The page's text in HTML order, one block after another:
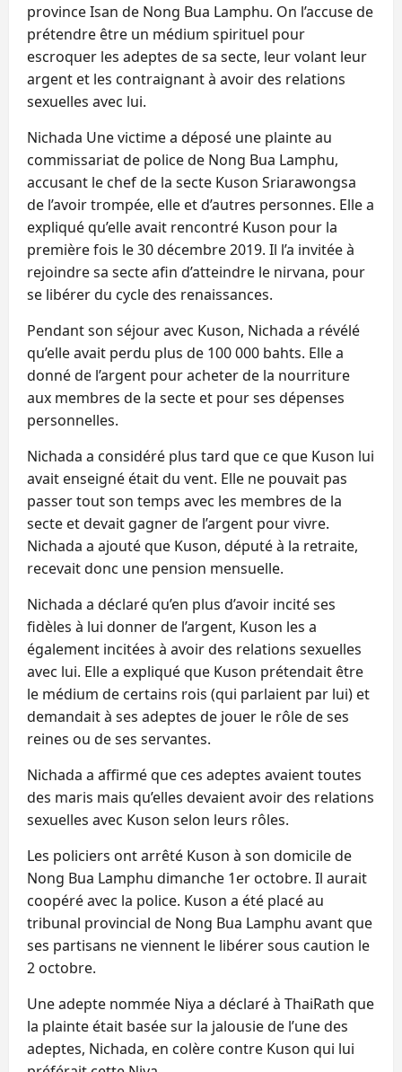
province Isan de Nong Bua Lamphu. On l’accuse de
prétendre être un médium spirituel pour
escroquer les adeptes de sa secte, leur volant leur
argent et les contraignant à avoir des relations
sexuelles avec lui.
Nichada Une victime a déposé une plainte au
commissariat de police de Nong Bua Lamphu,
accusant le chef de la secte Kuson Sriarawongsa
de l’avoir trompée, elle et d’autres personnes. Elle a
expliqué qu’elle avait rencontré Kuson pour la
première fois le 30 décembre 2019. Il l’a invitée à
rejoindre sa secte afin d’atteindre le nirvana, pour
se libérer du cycle des renaissances.
Pendant son séjour avec Kuson, Nichada a révélé
qu’elle avait perdu plus de 100 000 bahts. Elle a
donné de l’argent pour acheter de la nourriture
aux membres de la secte et pour ses dépenses
personnelles.
Nichada a considéré plus tard que ce que Kuson lui
avait enseigné était du vent. Elle ne pouvait pas
passer tout son temps avec les membres de la
secte et devait gagner de l’argent pour vivre.
Nichada a ajouté que Kuson, député à la retraite,
recevait donc une pension mensuelle.
Nichada a déclaré qu’en plus d’avoir incité ses
fidèles à lui donner de l’argent, Kuson les a
également incitées à avoir des relations sexuelles
avec lui. Elle a expliqué que Kuson prétendait être
le médium de certains rois (qui parlaient par lui) et
demandait à ses adeptes de jouer le rôle de ses
reines ou de ses servantes.
Nichada a affirmé que ces adeptes avaient toutes
des maris mais qu’elles devaient avoir des relations
sexuelles avec Kuson selon leurs rôles.
Les policiers ont arrêté Kuson à son domicile de
Nong Bua Lamphu dimanche 1er octobre. Il aurait
coopéré avec la police. Kuson a été placé au
tribunal provincial de Nong Bua Lamphu avant que
ses partisans ne viennent le libérer sous caution le
2 octobre.
Une adepte nommée Niya a déclaré à ThaiRath que
la plainte était basée sur la jalousie de l’une des
adeptes, Nichada, en colère contre Kuson qui lui